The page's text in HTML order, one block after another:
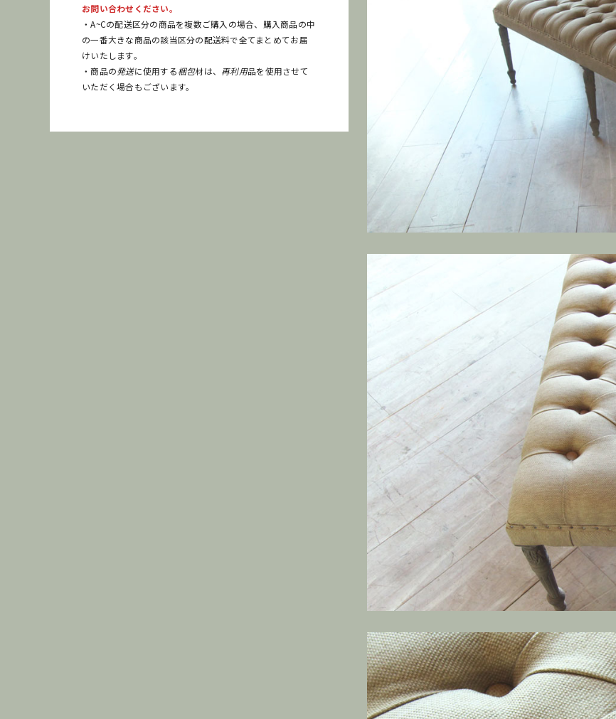
お問い合わせください。
・A~Cの配送区分の商品を複数ご購入の場合、購入商品の中
の一番大きな商品の該当区分の配送料で全てまとめてお届
けいたします。
・商品の発送に使用する梱包材は、 再利用品を使用させて
いただく場合もございます。